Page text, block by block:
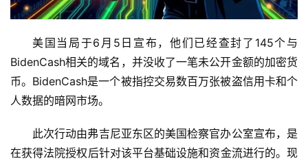
首
快
讯
美国当局于6月5日宣布，他们已经查封了145个与
BidenCash相关的域名，并没收了一笔未公开金额的加密货
币。BidenCash是一个被指控交易数百万张被盗信用卡和个
人数据的暗网市场。
此次行动由弗吉尼亚东区的美国检察官办公室宣布，是
在获得法院授权后针对该平台基础设施和资金流进行的。现